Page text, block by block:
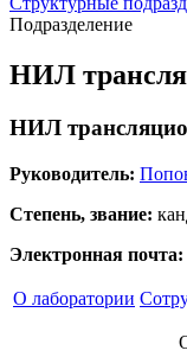
Подразделение
НИЛ
НИЛ
Руководитель:
Степень, звание:
Электронная почта:
О лаборатории